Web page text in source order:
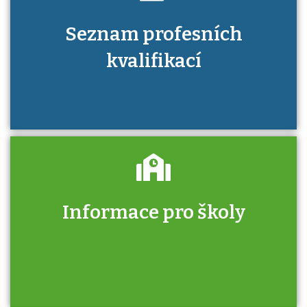
Seznam profesních
kvalifikací
Informace pro školy
Zjistěte, jak se přihlásit ke zkoušce a kde